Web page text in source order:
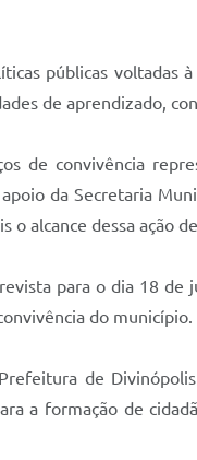
públicas voltadas
de aprendizado,
de convivência
da Secretaria
alcance dessa ação
para o dia 18 de
do município.
de
a formação de